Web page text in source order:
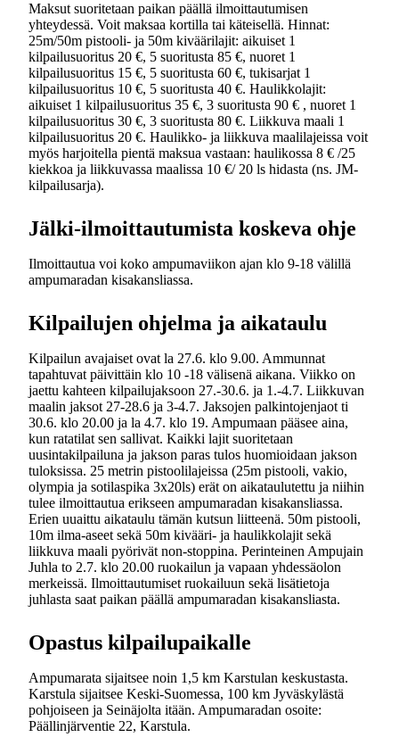
Maksut suoritetaan paikan päällä ilmoittautumisen
yhteydessä. Voit maksaa kortilla tai käteisellä. Hinnat:
25m/50m pistooli- ja 50m kiväärilajit: aikuiset 1
kilpailusuoritus 20 €, 5 suoritusta 85 €, nuoret 1
kilpailusuoritus 15 €, 5 suoritusta 60 €, tukisarjat 1
kilpailusuoritus 10 €, 5 suoritusta 40 €. Haulikkolajit:
aikuiset 1 kilpailusuoritus 35 €, 3 suoritusta 90 € , nuoret 1
kilpailusuoritus 30 €, 3 suoritusta 80 €. Liikkuva maali 1
kilpailusuoritus 20 €. Haulikko- ja liikkuva maalilajeissa voit
myös harjoitella pientä maksua vastaan: haulikossa 8 € /25
kiekkoa ja liikkuvassa maalissa 10 €/ 20 ls hidasta (ns. JM-
kilpailusarja).
Jälki-ilmoittautumista koskeva ohje
Ilmoittautua voi koko ampumaviikon ajan klo 9-18 välillä
ampumaradan kisakansliassa.
Kilpailujen ohjelma ja aikataulu
Kilpailun avajaiset ovat la 27.6. klo 9.00. Ammunnat
tapahtuvat päivittäin klo 10 -18 välisenä aikana. Viikko on
jaettu kahteen kilpailujaksoon 27.-30.6. ja 1.-4.7. Liikkuvan
maalin jaksot 27-28.6 ja 3-4.7. Jaksojen palkintojenjaot ti
30.6. klo 20.00 ja la 4.7. klo 19. Ampumaan pääsee aina,
kun ratatilat sen sallivat. Kaikki lajit suoritetaan
uusintakilpailuna ja jakson paras tulos huomioidaan jakson
tuloksissa. 25 metrin pistoolilajeissa (25m pistooli, vakio,
olympia ja sotilaspika 3x20ls) erät on aikataulutettu ja niihin
tulee ilmoittautua erikseen ampumaradan kisakansliassa.
Erien uuaittu aikataulu tämän kutsun liitteenä. 50m pistooli,
10m ilma-aseet sekä 50m kivääri- ja haulikkolajit sekä
liikkuva maali pyörivät non-stoppina. Perinteinen Ampujain
Juhla to 2.7. klo 20.00 ruokailun ja vapaan yhdessäolon
merkeissä. Ilmoittautumiset ruokailuun sekä lisätietoja
juhlasta saat paikan päällä ampumaradan kisakansliasta.
Opastus kilpailupaikalle
Ampumarata sijaitsee noin 1,5 km Karstulan keskustasta.
Karstula sijaitsee Keski-Suomessa, 100 km Jyväskylästä
pohjoiseen ja Seinäjolta itään. Ampumaradan osoite:
Päällinjärventie 22, Karstula.